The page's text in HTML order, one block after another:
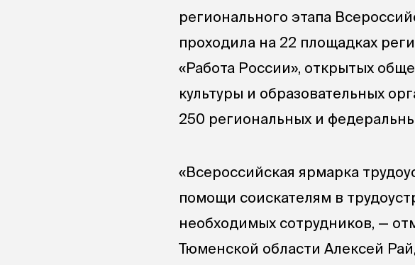
регионального этапа
проходила на 22 площадках
«Работа России», открытых
культуры и образовательных
250 региональных и
«Всероссийская ярмарка
помощи соискателям в
необходимых сотрудников, —
Тюменской области Алексей